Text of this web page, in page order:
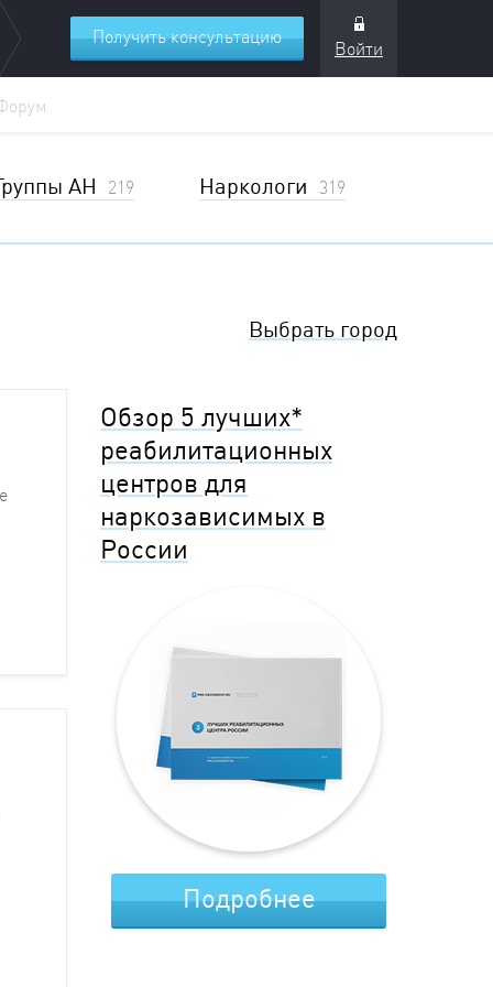
Войти
Получить консультацию
АН 219 Наркологи 319
Выбрать город
Обзор 5 лучших*
реабилитационных
центров для
наркозависимых в
России
Подробнее